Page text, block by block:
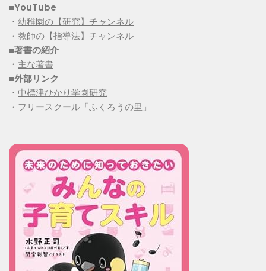
■YouTube
・ 幼稚園の【研究】チャンネル
・ 教師の【指導法】チャンネル
■著書の紹介
・ 主な著書
■外部リンク
・ 中標津ひかり学園研究
・ フリースクール「ふくろうの里」